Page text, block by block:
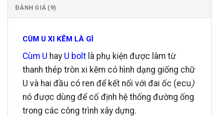
ĐÁNH GIÁ (9)
CÙM U XI KẼM LÀ GÌ
Cùm U hay U bolt là phụ kiện được làm từ
thanh thép tròn xi kẽm có hình dạng giống chữ
U và hai đầu có ren để kết nối với đai ốc (ecu )
nó được dùng để cố định hệ thống đường ống
trong các công trình xây dựng.